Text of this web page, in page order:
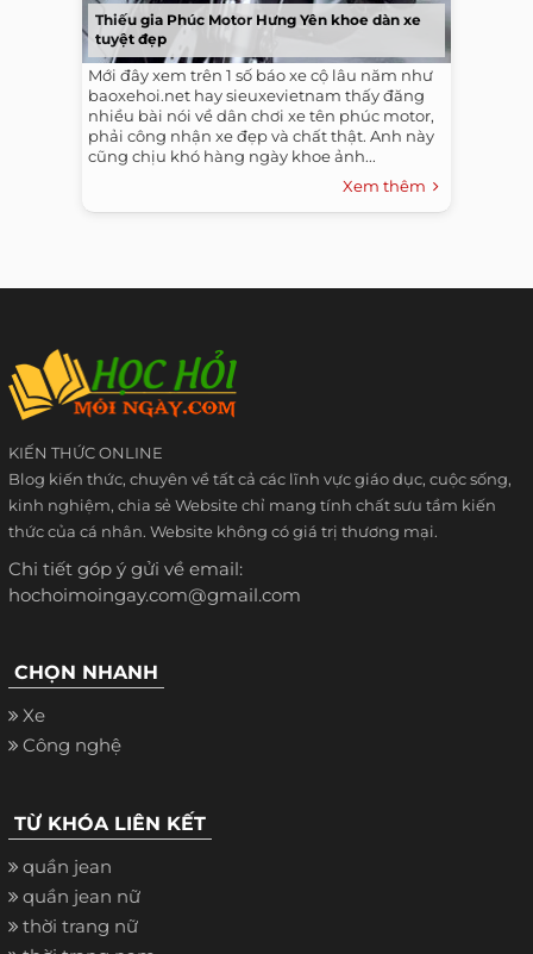
Thiếu gia Phúc Motor Hưng Yên khoe dàn xe
tuyệt đẹp
Mới đây xem trên 1 số báo xe cộ lâu năm như
baoxehoi.net hay sieuxevietnam thấy đăng
nhiều bài nói về dân chơi xe tên phúc motor,
phải công nhận xe đẹp và chất thật. Anh này
cũng chịu khó hàng ngày khoe ảnh...
Xem thêm
KIẾN THỨC ONLINE
Blog kiến thức, chuyên về tất cả các lĩnh vực giáo dục, cuộc sống,
kinh nghiệm, chia sẻ Website chỉ mang tính chất sưu tầm kiến
thức của cá nhân. Website không có giá trị thương mại.
Chi tiết góp ý gửi về email:
hochoimoingay.com@gmail.com
CHỌN NHANH
Xe
Công nghệ
TỪ KHÓA LIÊN KẾT
quần jean
quần jean nữ
thời trang nữ